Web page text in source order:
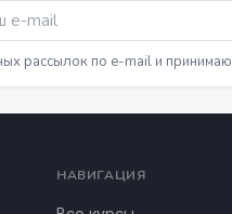
рассылок по e-mail и принимаю
НАВИГАЦИЯ